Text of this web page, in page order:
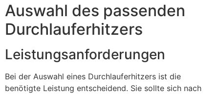
Auswahl des passenden
Durchlauferhitzers
Leistungsanforderungen
Bei der Auswahl eines Durchlauferhitzers ist die
benötigte Leistung entscheidend. Sie sollte sich nach